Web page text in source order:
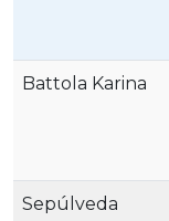
Battola Karina
Sepúlveda